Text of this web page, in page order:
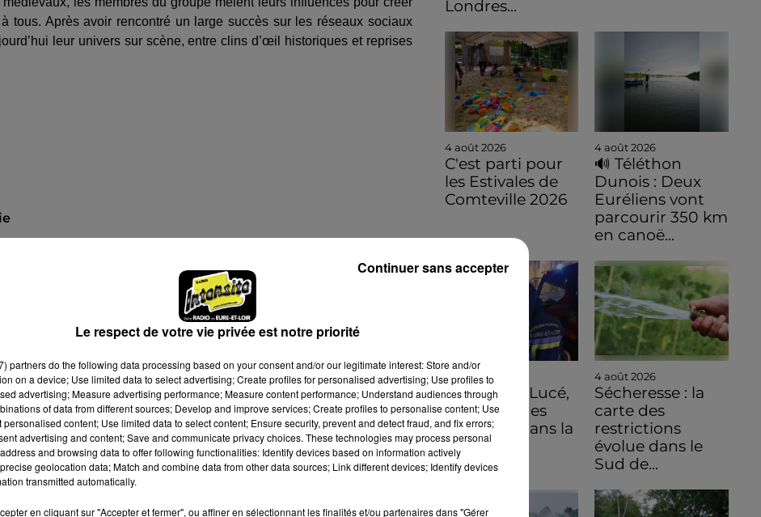
tous. Après avoir rencontré un large succès sur les réseaux sociaux
leur univers sur scène, entre clins d’œil historiques et reprises
à 21h00
à 22h30
2026 à 9h40
Londres...
4 août 2026
C'est parti pour
les Estivales de
Comteville 2026
4 août 2026
🔊 Téléthon
Dunois : Deux
Euréliens vont
parcourir 350 km
en canoë...
4 août 2026
Incendie à Lucé,
23 personnes
évacuées dans la
nuit
4 août 2026
Sécheresse : la
carte des
restrictions
évolue dans le
Sud de...
Le respect de votre vie privée est notre priorité
partnersdo the following data processing based on your consent and/or our legitimate interest: Store and/or
on a device; Use limited data to select advertising; Create profiles for personalised advertising; Use profiles to
advertising; Measure advertising performance; Measure content performance; Understand audiences through
of data from different sources; Develop and improve services; Create profiles to personalise content; Use
personalised content; Use limited data to select content; Ensure security, prevent and detect fraud, and fix errors;
advertising and content; Save and communicate privacy choices. These technologies may process personal
and browsing data to offer following functionalities: Identify devices based on information actively
geolocation data; Match and combine data from other data sources; Link different devices; Identify devices
transmitted automatically.
en cliquant sur "Accepter et fermer", ou affiner en sélectionnant les finalités et/ou partenaires dans "Gérer
Continuer sans accepter